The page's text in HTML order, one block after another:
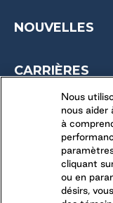
NOUVELLES
CARRIÈRES
DERNIÈRES
CONNECTEZ-
Nous
nous aider
à
cliquant
ou en
désirs,